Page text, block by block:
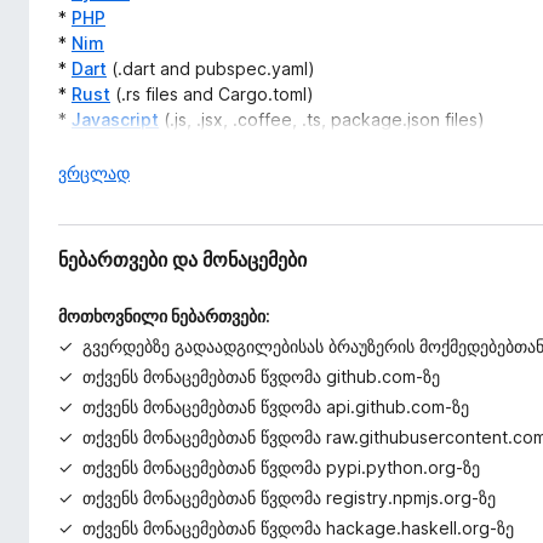
* PHP
* Nim
* Dart (.dart and pubspec.yaml)
* Rust (.rs files and Cargo.toml)
* Javascript (.js, .jsx, .coffee, .ts, package.json files)
*Crystal
*Go
* Haskell
(external packages listed on stack.yaml files)
*Elm(dependencies on elm-package.json)
Unlike Octolinker, this extension creates real links, so
Also, links load without reloading the page, so ultra-fast
Don't see your language? Found a bug? Contributions are
https://github.com/fiatjaf/module-linker . If you don't
ჩ
მ
ო
შ
ა
,
ვრცლად
ნებართვები და მონაცემები
მოთხოვნილი ნებართვები:
გვერდებზე გადაადგილებისას ბრაუზერის
თქვენს მონაცემებთან წვდომა github.com-ზე
თქვენს მონაცემებთან წვდომა api.github.com-ზე
თქვენს მონაცემებთან წვდომა
თქვენს მონაცემებთან წვდომა pypi.python.org-ზე
თქვენს მონაცემებთან წვდომა registry.npmjs.org-ზე
თქვენს მონაცემებთან წვდომა hackage.haskell.org-ზე